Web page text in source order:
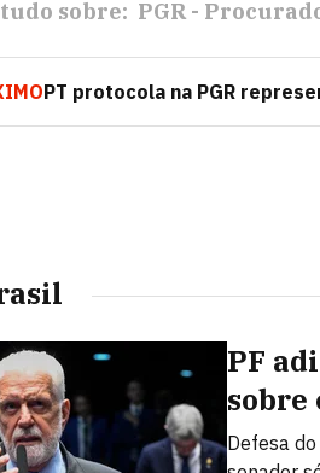
sobre: PGR -
PT protocola na PGR
PF
sobre
Defesa